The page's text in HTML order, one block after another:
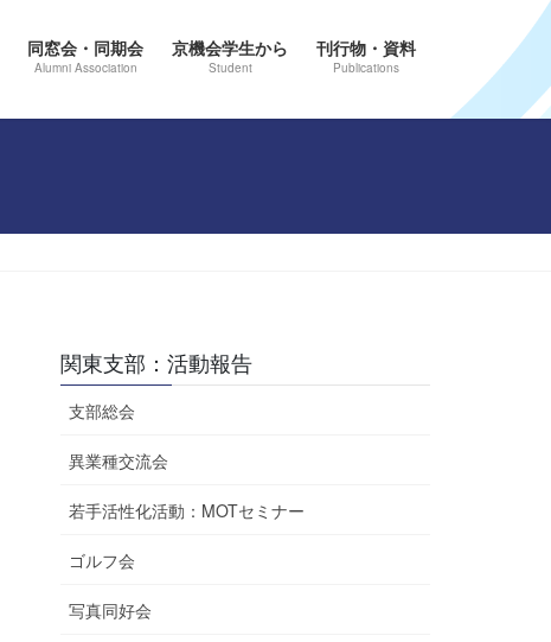
同窓会・同期会
Alumni Association
京機会学生から
Student
刊行物・資料
Publications
関東支部：活動報告
支部総会
異業種交流会
若手活性化活動：MOTセミナー
ゴルフ会
写真同好会